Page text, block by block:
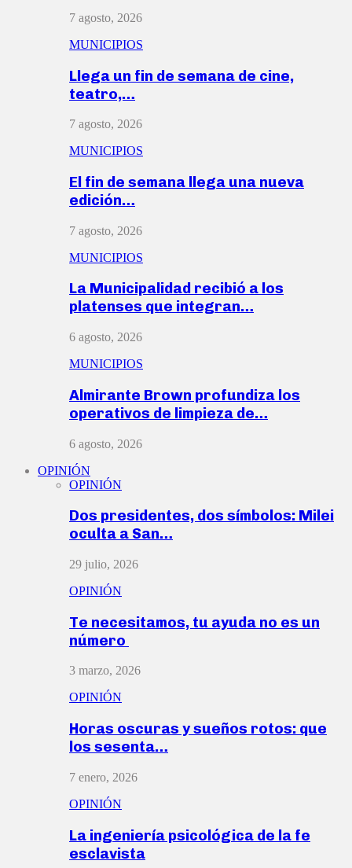
7 agosto, 2026
MUNICIPIOS
Llega un fin de semana de cine,
teatro,…
7 agosto, 2026
MUNICIPIOS
El fin de semana llega una nueva
edición…
7 agosto, 2026
MUNICIPIOS
La Municipalidad recibió a los
platenses que integran…
6 agosto, 2026
MUNICIPIOS
Almirante Brown profundiza los
operativos de limpieza de…
6 agosto, 2026
OPINIÓN
OPINIÓN
Dos presidentes, dos símbolos: Milei
oculta a San…
29 julio, 2026
OPINIÓN
Te necesitamos, tu ayuda no es un
número
3 marzo, 2026
OPINIÓN
Horas oscuras y sueños rotos: que
los sesenta…
7 enero, 2026
OPINIÓN
La ingeniería psicológica de la fe
esclavista